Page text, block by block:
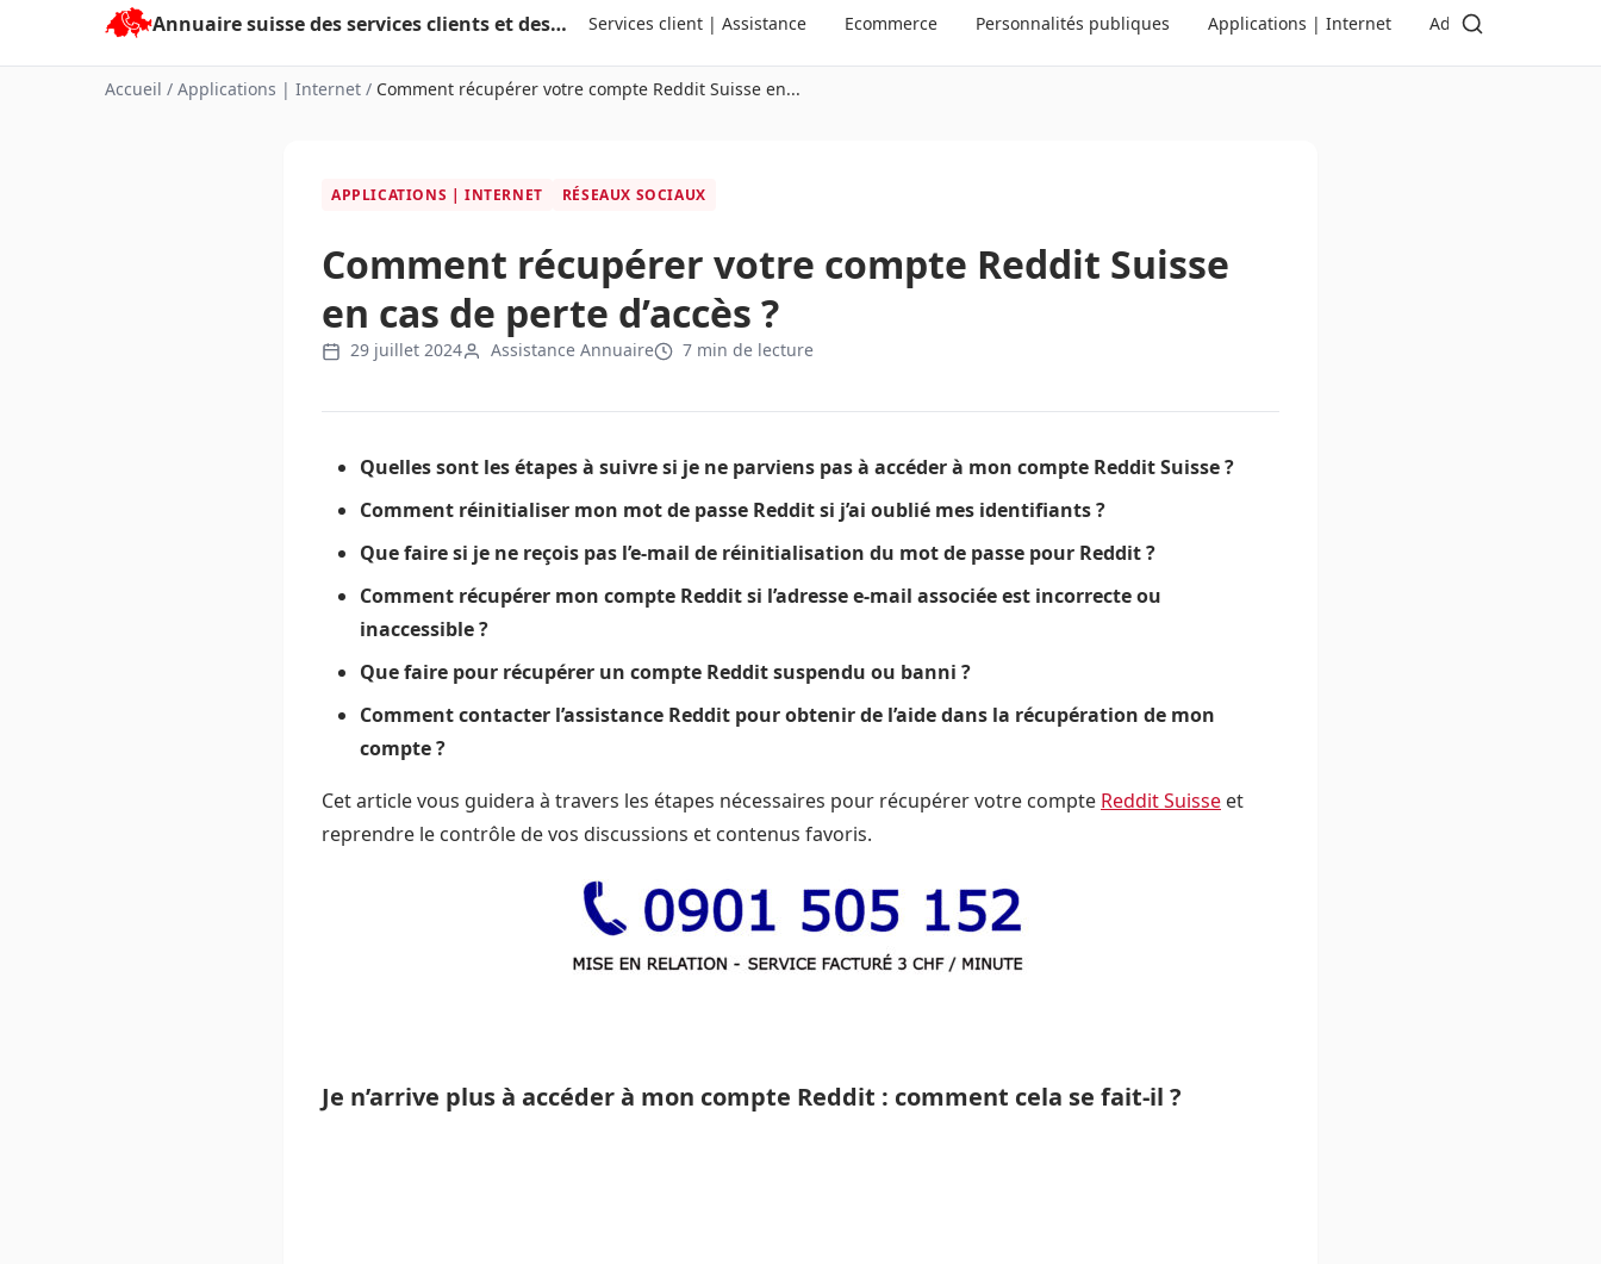
contenu
Annuaire suisse des services clients et des personnalités Services client | Assistance Ecommerce Personnalités publiques Applications | Internet Administration |
Accueil / Applications | Internet / Comment récupérer votre compte Reddit Suisse en...
APPLICATIONS | INTERNET RÉSEAUX SOCIAUX
Comment récupérer votre compte Reddit Suisse
en cas de perte d’accès ?
29 juillet 2024 Assistance Annuaire 7 min de lecture
Quelles sont les étapes à suivre si je ne parviens pas à accéder à mon compte Reddit Suisse ?
Comment réinitialiser mon mot de passe Reddit si j’ai oublié mes identifiants ?
Que faire si je ne reçois pas l’e-mail de réinitialisation du mot de passe pour Reddit ?
Comment récupérer mon compte Reddit si l’adresse e-mail associée est incorrecte ou
inaccessible ?
Que faire pour récupérer un compte Reddit suspendu ou banni ?
Comment contacter l’assistance Reddit pour obtenir de l’aide dans la récupération de mon
compte ?
Cet article vous guidera à travers les étapes nécessaires pour récupérer votre compte Reddit Suisse et
reprendre le contrôle de vos discussions et contenus favoris.
Je n’arrive plus à accéder à mon compte Reddit : comment cela se fait-il ?